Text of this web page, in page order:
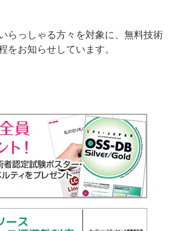
らっしゃる方々を対象に、無料技術
をお知らせしています。